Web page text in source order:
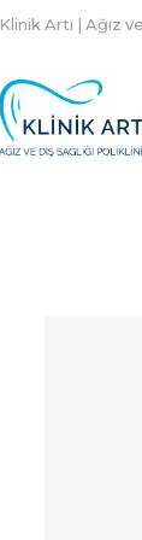
Klinik Artı | Ağız